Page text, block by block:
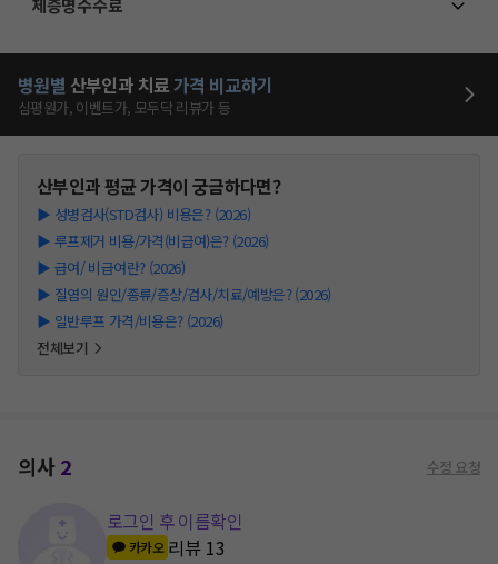
제증명수수료
병원별 산부인과 치료가격 비교하기
심평원가, 이벤트가, 모두닥 리뷰가 등
산부인과평균 가격이 궁금하다면?
▶ 성병검사(STD검사) 비용은? (2026)
▶ 루프제거 비용/가격(비급여)은? (2026)
▶ 급여/ 비급여란? (2026)
▶ 질염의 원인/종류/증상/검사/치료/예방은? (2026)
▶ 일반루프 가격/비용은? (2026)
전체보기
의사2 수정 요청
로그인 후 이름확인
카카오 리뷰 13